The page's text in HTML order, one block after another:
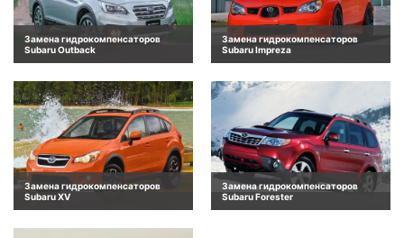
Замена гидрокомпенсаторов
Subaru Outback
Замена гидрокомпенсаторов
Subaru Impreza
Замена гидрокомпенсаторов
Subaru XV
Замена гидрокомпенсаторов
Subaru Forester